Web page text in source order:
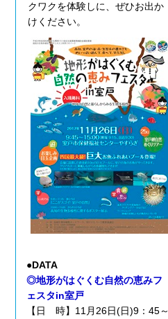
クワクを体験しに、ぜひお出か
けください。
●DATA
◎地形がはぐくむ自然の恵みフ
ェスタin室戸
【日 時】11月26日(日)9：45～